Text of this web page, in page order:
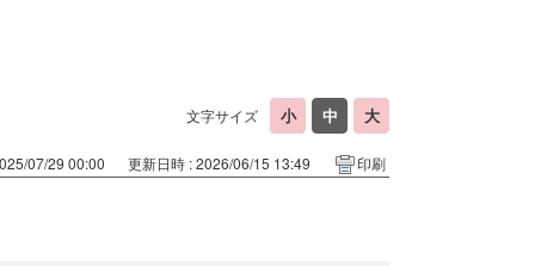
文字サイズ
07/29 00:00 更新日時 : 2026/06/15 13:49 印刷